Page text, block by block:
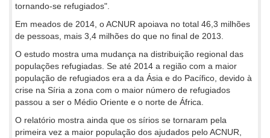
tornando-se refugiados".
Em meados de 2014, o ACNUR apoiava no total 46,3 milhões
de pessoas, mais 3,4 milhões do que no final de 2013.
O estudo mostra uma mudança na distribuição regional das
populações refugiadas. Se até 2014 a região com a maior
população de refugiados era a da Ásia e do Pacífico, devido à
crise na Síria a zona com o maior número de refugiados
passou a ser o Médio Oriente e o norte de África.
O relatório mostra ainda que os sírios se tornaram pela
primeira vez a maior população dos ajudados pelo ACNUR,